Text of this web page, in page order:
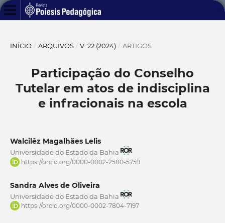
INÍCIO / ARQUIVOS / V. 22 (2024) / ARTIGOS
Participação do Conselho
Tutelar em atos de indisciplina
e infracionais na escola
Walcilêz Magalhães Lelis
Universidade do Estado da Bahia
https://orcid.org/0000-0002-2580-5759
Sandra Alves de Oliveira
Universidade do Estado da Bahia
https://orcid.org/0000-0002-7804-7197